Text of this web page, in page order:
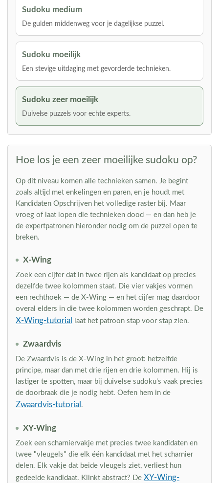
Sudoku medium
De gulden middenweg voor je dagelijkse puzzel.
Sudoku moeilijk
Een stevige uitdaging met gevorderde technieken.
Sudoku zeer moeilijk
Duivelse puzzels voor echte experts.
Hoe los je een zeer moeilijke sudoku op?
Op dit niveau komen alle technieken samen. Je begint
zoals altijd met enkelingen en paren, en je houdt met
Kandidaten Opschrijven het volledige raster bij. Maar
vroeg of laat lopen die technieken dood — en dan heb je
de expertpatronen hieronder nodig om de puzzel open te
breken.
X-Wing
Zoek een cijfer dat in twee rijen als kandidaat op precies
dezelfde twee kolommen staat. Die vier vakjes vormen
een rechthoek — de X-Wing — en het cijfer mag daardoor
overal elders in die twee kolommen worden geschrapt. De
X-Wing-tutorial laat het patroon stap voor stap zien.
Zwaardvis
De Zwaardvis is de X-Wing in het groot: hetzelfde
principe, maar dan met drie rijen en drie kolommen. Hij is
lastiger te spotten, maar bij duivelse sudoku's vaak precies
de doorbraak die je nodig hebt. Oefen hem in de
Zwaardvis-tutorial .
XY-Wing
Zoek een scharniervakje met precies twee kandidaten en
twee "vleugels" die elk één kandidaat met het scharnier
delen. Elk vakje dat beide vleugels ziet, verliest hun
gedeelde kandidaat. Klinkt abstract? De XY-Wing-